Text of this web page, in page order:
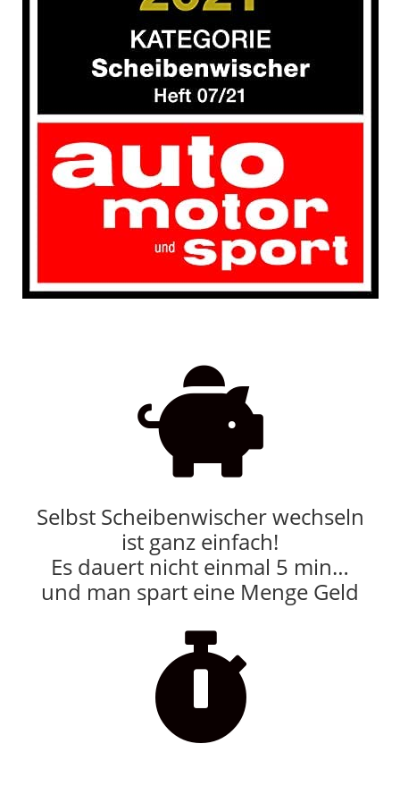

Selbst Scheibenwischer wechseln
ist ganz einfach!
Es dauert nicht einmal 5 min…
und man spart eine Menge Geld
